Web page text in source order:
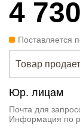
4 730
Поставляется
Товар
Юр. лицам
Почта для
Информация по